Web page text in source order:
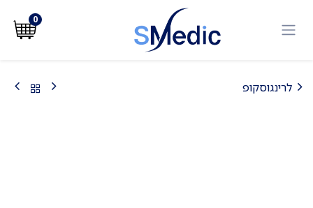
0
לרינגוסקופ